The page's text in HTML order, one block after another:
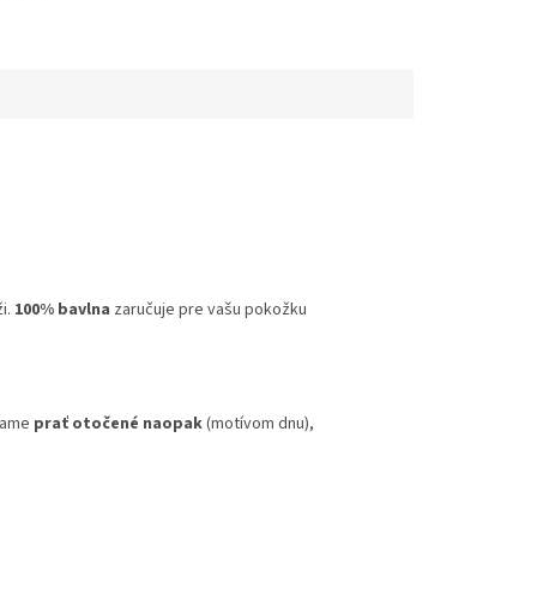
100% bavlna zaručuje pre vašu pokožku
prať otočené naopak(motívom dnu),